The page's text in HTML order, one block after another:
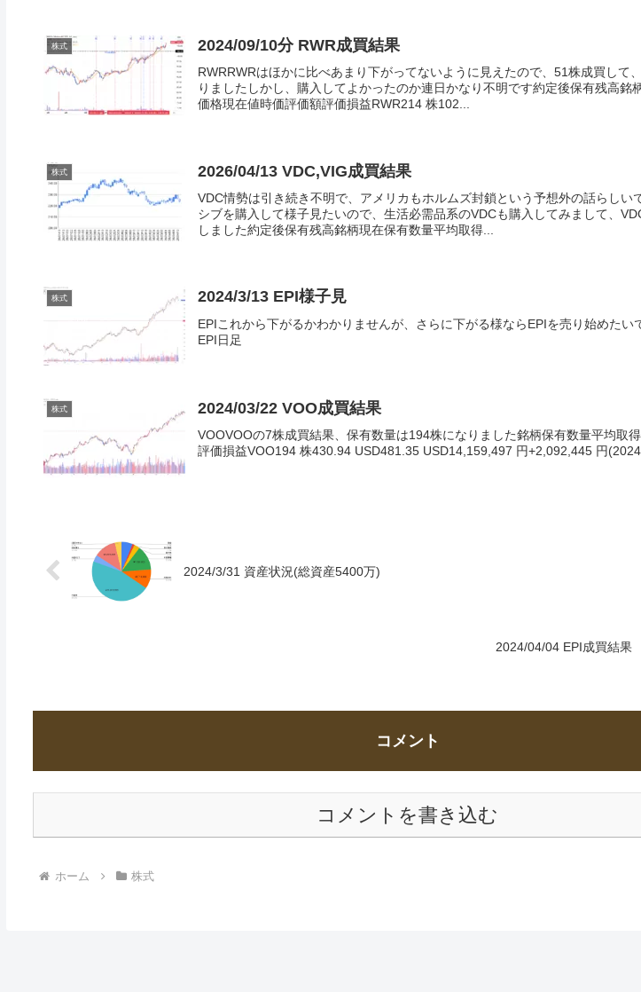
株式 2024/09/10分 RWR成買結果
RWRRWRはほかに比べあまり下がってないように見えたので、51株成買して
りましたしかし、購入してよかったのか連日かなり不明です約定後保有残高銘
価格現在値時価評価額評価損益RWR214 株102...
株式 2026/04/13 VDC,VIG成買結果
VDC情勢は引き続き不明で、アメリカもホルムズ封鎖という予想外の話らしい
シブを購入して様子見たいので、生活必需品系のVDCも購入してみまして、
しました約定後保有残高銘柄現在保有数量平均取得...
株式 2024/3/13 EPI様子見
EPIこれから下がるかわかりませんが、さらに下がる様ならEPIを売り始めたい
EPI日足
株式 2024/03/22 VOO成買結果
VOOVOOの7株成買結果、保有数量は194株になりました銘柄保有数量平均取
評価損益VOO194 株430.94 USD481.35 USD14,159,497 円+2,092,445 円
2024/3/31 資産状況(総資産5400万)
2024/04/04 EPI成買結果
コメント
コメントを書き込む
ホーム 株式